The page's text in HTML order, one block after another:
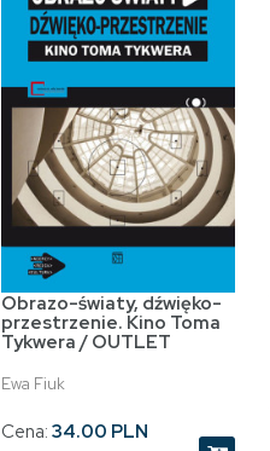
Obrazo-światy, dźwięko-
przestrzenie. Kino Toma
Tykwera / OUTLET
Ewa Fiuk
Cena: 34.00 PLN